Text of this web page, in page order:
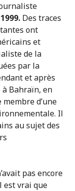
Des traces
ont
et
de la
par la
et après
Bahraïn, en
d’une
Il
au sujet des
pas encore
est vrai que